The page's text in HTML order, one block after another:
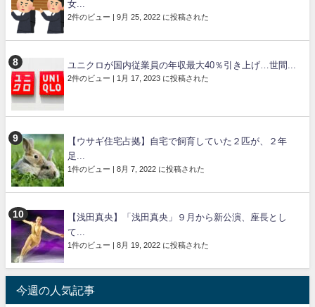
女...
2件のビュー | 9月 25, 2022 に投稿された
ユニクロが国内従業員の年収最大40％引き上げ…世間...
2件のビュー | 1月 17, 2023 に投稿された
【ウサギ住宅占拠】自宅で飼育していた２匹が、２年
足...
1件のビュー | 8月 7, 2022 に投稿された
【浅田真央】「浅田真央」９月から新公演、座長とし
て...
1件のビュー | 8月 19, 2022 に投稿された
今週の人気記事